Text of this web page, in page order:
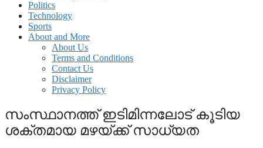
Politics
Technology
Sports
About and More
About Us
Terms and Conditions
Contact Us
Disclaimer
Privacy Policy
സംസ്ഥാനത്ത് ഇടിമിന്നലോട് കൂടിയ
ശക്തമായ മഴയ്ക്ക് സാധ്യത